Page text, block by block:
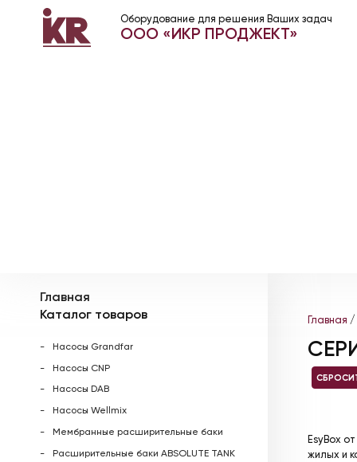
Оборудование для решения Ваших задач
ООО «ИКР ПРОДЖЕКТ»
Главная
Каталог товаров
Насосы Grandfar
Насосы CNP
Насосы DAB
Насосы Wellmix
Мембранные расширительные баки
Расширительные баки ABSOLUTE TANK
Главная /
EsyBox
жилых и